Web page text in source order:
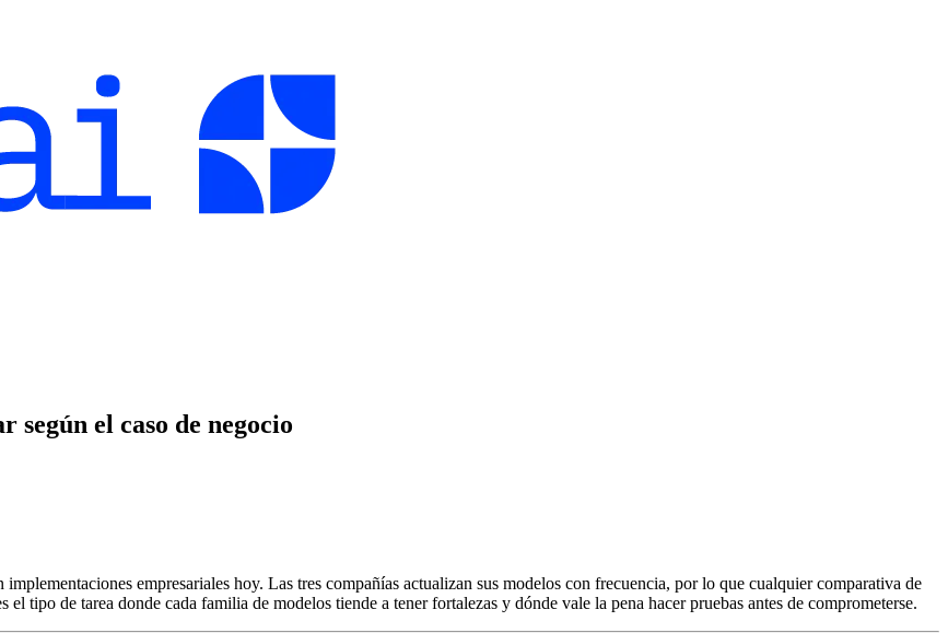
según el caso de negocio
empresariales hoy. Las tres compañías actualizan sus modelos con frecuencia, por lo que cualquier comparativa de
el tipo de tarea donde cada familia de modelos tiende a tener fortalezas y dónde vale la pena hacer pruebas antes de comprometerse.